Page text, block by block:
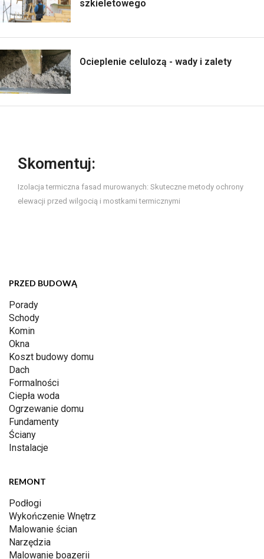
szkieletowego
Ocieplenie celulozą - wady i zalety
Skomentuj:
Izolacja termiczna fasad murowanych: Skuteczne metody ochrony
elewacji przed wilgocią i mostkami termicznymi
PRZED BUDOWĄ
Porady
Schody
Komin
Okna
Koszt budowy domu
Dach
Formalności
Ciepła woda
Ogrzewanie domu
Fundamenty
Ściany
Instalacje
REMONT
Podłogi
Wykończenie Wnętrz
Malowanie ścian
Narzędzia
Malowanie boazerii